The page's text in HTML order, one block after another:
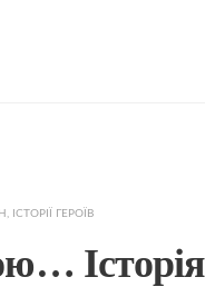
, ІСТОРІЇ ГЕРОЇВ